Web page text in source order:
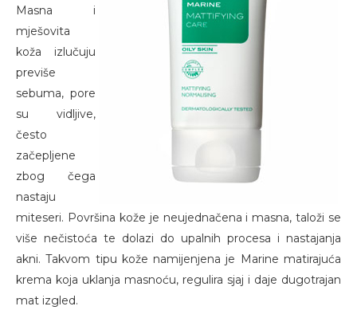
Masna i
mješovita
koža izlučuju
previše
sebuma, pore
su vidljive,
često
začepljene
zbog čega
nastaju
miteseri. Površina kože je neujednačena i masna, taloži se
više nečistoća te dolazi do upalnih procesa i nastajanja
akni. Takvom tipu kože namijenjena je Marine matirajuća
krema koja uklanja masnoću, regulira sjaj i daje dugotrajan
mat izgled.